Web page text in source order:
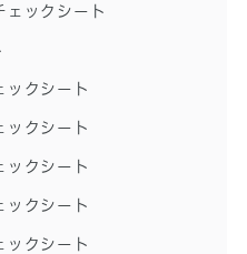
ェックシート
ックシート
ックシート
ックシート
ックシート
ックシート